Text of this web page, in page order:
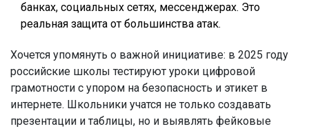
банках, социальных сетях, мессенджерах. Это
реальная защита от большинства атак.
Хочется упомянуть о важной инициативе: в 2025 году
российские школы тестируют уроки цифровой
грамотности с упором на безопасность и этикет в
интернете. Школьники учатся не только создавать
презентации и таблицы, но и выявлять фейковые